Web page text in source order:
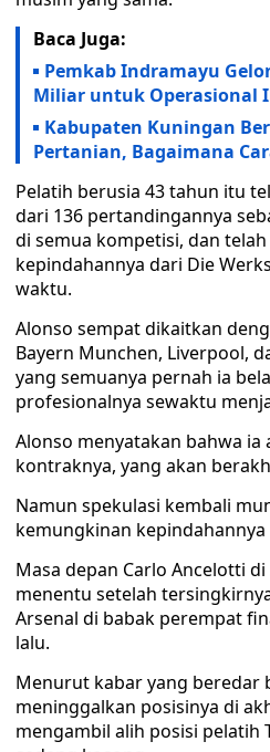
Baca Juga:
Pemkab Indramayu
Miliar untuk Operasional
Kabupaten Kuningan
Pertanian, Bagaimana
Pelatih berusia 43 tahun itu
dari 136 pertandingannya
di semua kompetisi, dan
kepindahannya dari Die
waktu.
Alonso sempat dikaitkan
Bayern Munchen, Liverpool,
yang semuanya pernah ia
profesionalnya sewaktu
Alonso menyatakan bahwa ia
kontraknya, yang akan
Namun spekulasi kembali
kemungkinan
Masa depan Carlo Ancelotti
menentu setelah
Arsenal di babak perempat
lalu.
Menurut kabar yang beredar
meninggalkan posisinya di
mengambil alih posisi pelatih